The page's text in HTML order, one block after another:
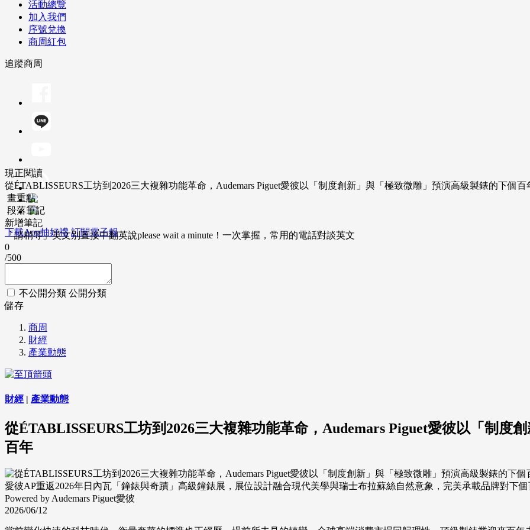
活動總覽
加入我們
序號兌換
商周紅包
追蹤商周
下載App抽好禮 訂閱電子報
現正閱讀
從ÉTABLISSEURS工坊到2026三大複雜功能革命，Audemars Piguet愛彼以「制度創新」與「極致微雕」預演高級製錶的下個百
畫重點
段落筆記
新增筆記
「請稍等」英文別直接中翻英說please wait a minute！一次掌握，常用的電話對談英文
0
/500
不公開分類 公開分類
儲存
商周
財經
產業動態
財經 | 產業動態
從ÉTABLISSEURS工坊到2026三大複雜功能革命，Audemars Piguet愛彼以「制度
百年
愛彼AP重返2026年日內瓦「鐘錶與奇蹟」高級鐘錶展，展位設計融合現代美學與瑞士布拉蘇絲自然意象，完美承載品牌對下
Powered by Audemars Piguet愛彼
2026/06/12